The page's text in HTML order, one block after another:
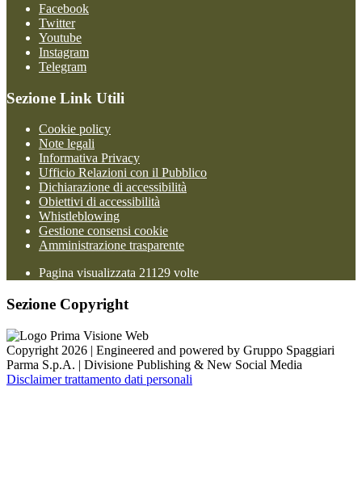
Facebook
Twitter
Youtube
Instagram
Telegram
Sezione Link Utili
Cookie policy
Note legali
Informativa Privacy
Ufficio Relazioni con il Pubblico
Dichiarazione di accessibilità
Obiettivi di accessibilità
Whistleblowing
Gestione consensi cookie
Amministrazione trasparente
Pagina visualizzata 21129 volte
Sezione Copyright
Copyright 2026 | Engineered and powered by Gruppo Spaggiari
Parma S.p.A. | Divisione Publishing & New Social Media
Disclaimer trattamento dati personali